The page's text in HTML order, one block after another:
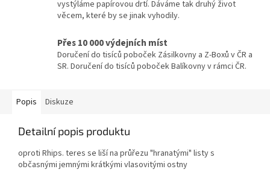
vystýláme papírovou drtí. Dáváme tak druhý život
věcem, které by se jinak vyhodily.
Přes 10 000 výdejních míst
Doručení do tisíců poboček Zásilkovny a Z-Boxů v ČR a
SR. Doručení do tisíců poboček Balíkovny v rámci ČR.
Popis Diskuze
Detailní popis produktu
oproti Rhips. teres se liší na průřezu "hranatými" listy s
občasnými jemnými krátkými vlasovitými ostny